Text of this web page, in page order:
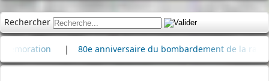
Rechercher
| 80e anniversaire du bombardement de la raffinerie de